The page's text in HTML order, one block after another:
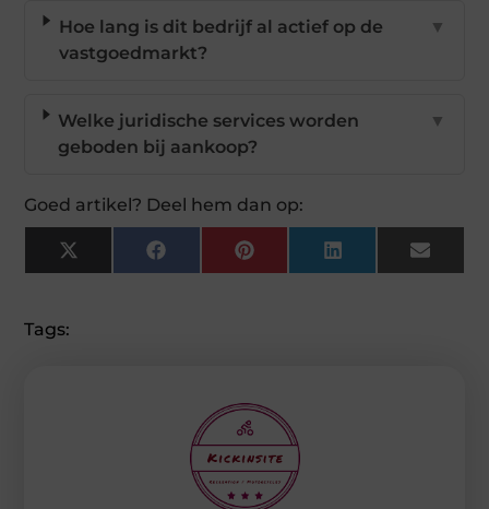
Hoe lang is dit bedrijf al actief op de
vastgoedmarkt?
▼
Welke juridische services worden
geboden bij aankoop?
▼
Goed artikel? Deel hem dan op:
X
(Twitter)
FacebookPinterestLinkedIn Email
Tags: